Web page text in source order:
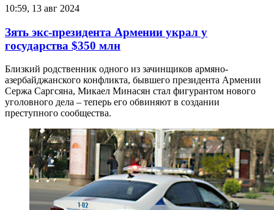
10:59, 13 авг 2024
Зять экс-президента Армении украл у
государства $350 млн
Близкий родственник одного из зачинщиков армяно-
азербайджанского конфликта, бывшего президента Армении
Сержа Саргсяна, Микаел Минасян стал фигурантом нового
уголовного дела – теперь его обвиняют в создании
преступного сообщества.